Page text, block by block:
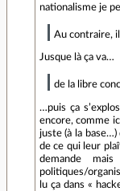
nationalisme je
Au contraire,
Jusque là ça va…
de la libre
…puis ça
encore, comme
juste (à la
de ce qui leur
demande
politiques/
lu ça dans «